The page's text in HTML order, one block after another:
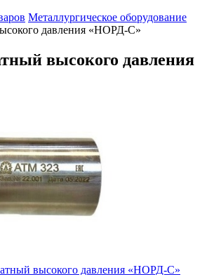
Металлургическое оборудование
давления «НОРД-С»
высокого давления